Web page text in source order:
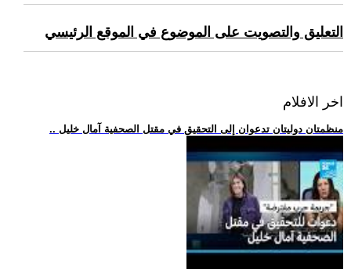
التعليق والتصويت على الموضوع في الموقع الرئيسي
اخر الافلام
.. منظمتان دوليتان تدعوان إلى التحقيق في مقتل الصحفية آمال خليل